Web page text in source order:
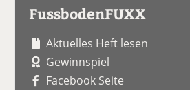
FussbodenFUXX
Aktuelles Heft lesen
Gewinnspiel
Facebook Seite